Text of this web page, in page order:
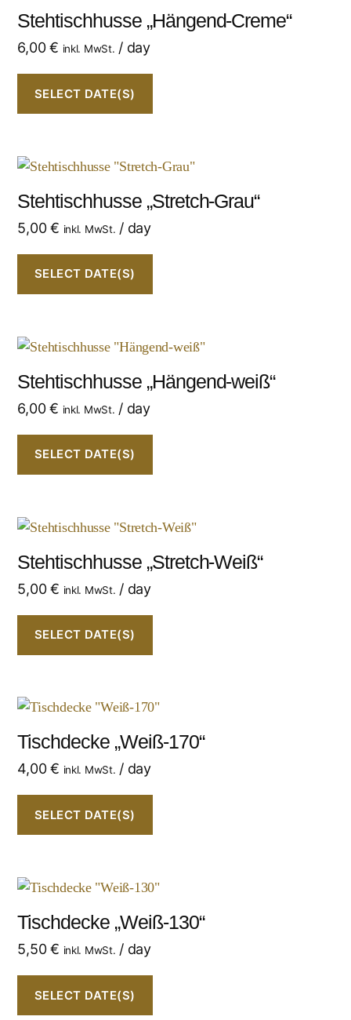
Stehtischhusse „Hängend-Creme“
6,00€ inkl. MwSt. / day
SELECT DATE(S)
Stehtischhusse „Stretch-Grau“
5,00€ inkl. MwSt. / day
SELECT DATE(S)
Stehtischhusse „Hängend-weiß“
6,00€ inkl. MwSt. / day
SELECT DATE(S)
Stehtischhusse „Stretch-Weiß“
5,00€ inkl. MwSt. / day
SELECT DATE(S)
Tischdecke „Weiß-170“
4,00€ inkl. MwSt. / day
SELECT DATE(S)
Tischdecke „Weiß-130“
5,50€ inkl. MwSt. / day
SELECT DATE(S)